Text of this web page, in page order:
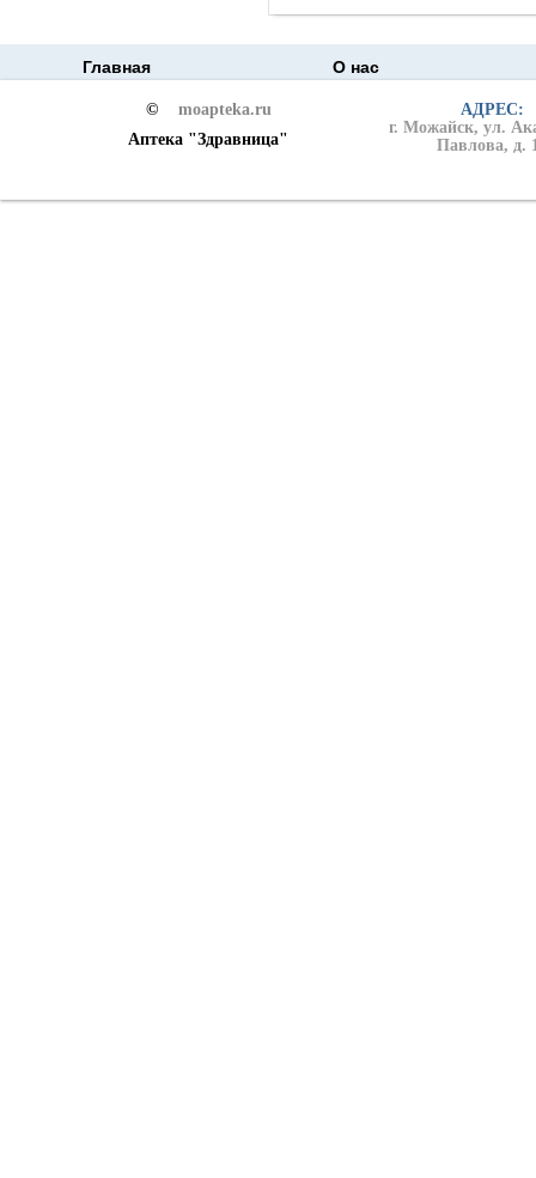
Главная О нас
©
moapteka.ru
Аптека "Здравница"
АДРЕС:
г. Можайск, ул.
Павлова, д.